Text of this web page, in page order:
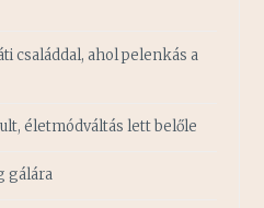
családdal, ahol pelenkás a
életmódváltás lett belőle
gálára